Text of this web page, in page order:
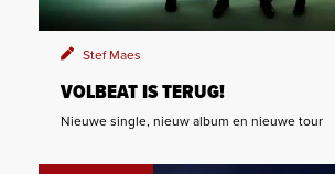
Stef Maes
VOLBEAT IS TERUG!
Nieuwe single, nieuw album en nieuwe tour